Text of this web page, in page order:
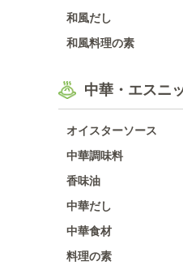
和風だし
和風料理の素
中華・エスニ
オイスターソース
中華調味料
香味油
中華だし
中華食材
料理の素